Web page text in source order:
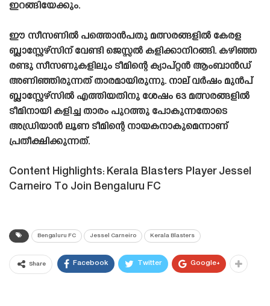
ഇറങ്ങിയേക്കും.
ഈ സീസണിൽ പത്തൊൻപതു മത്സരങ്ങളിൽ കേരള
ബ്ലാസ്റ്റേഴ്‌സിന് വേണ്ടി ജെസ്സൽ കളിക്കാനിറങ്ങി. കഴിഞ്ഞ
രണ്ടു സീസണുകളിലും ടീമിന്റെ ക്യാപ്റ്റൻ ആംബാൻഡ്‌
അണിഞ്ഞിരുന്നത് താരമായിരുന്നു. നാല് വർഷം മുൻപ്
ബ്ലാസ്റ്റേഴ്‌സിൽ എത്തിയതിനു ശേഷം 63 മത്സരങ്ങളിൽ
ടീമിനായി കളിച്ച താരം പുറത്തു പോകുന്നതോടെ
അഡ്രിയാൻ ലൂണ ടീമിന്റെ നായകനാകുമെന്നാണ്
പ്രതീക്ഷിക്കുന്നത്.
Content Highlights: Kerala Blasters Player Jessel
Carneiro To Join Bengaluru FC
Bengaluru FC Jessel Carneiro Kerala Blasters
Share Facebook Twitter Google+